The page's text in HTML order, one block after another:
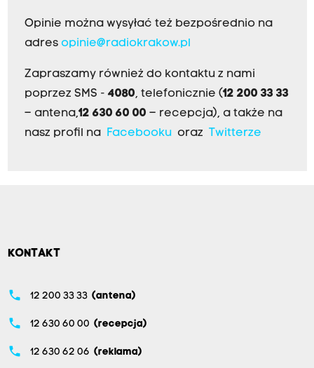
Opinie można wysyłać też bezpośrednio na
adres opinie@radiokrakow.pl
Zapraszamy również do kontaktu z nami
poprzez SMS - 4080, telefonicznie (12 200 33 33
– antena,12 630 60 00 – recepcja), a także na
nasz profil na Facebookuoraz Twitterze
KONTAKT
phone 12 200 33 33 (antena)
phone 12 630 60 00 (recepcja)
phone 12 630 62 06 (reklama)